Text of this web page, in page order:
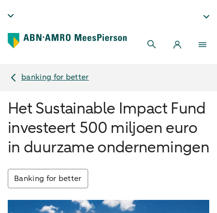
banking for better
Het Sustainable Impact Fund
investeert 500 miljoen euro
in duurzame ondernemingen
Banking for better